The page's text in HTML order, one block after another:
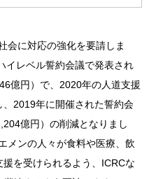
会に対応の強化を要請しま
イレベル誓約会議で発表され
億円）で、2020年の人道支援
2019年に開催された誓約会
億円）の削減となりまし
メンの人々が食料や医療、飲
を受けられるよう、ICRCな